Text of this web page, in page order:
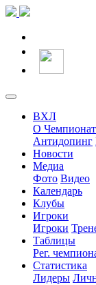
ВХЛ
О
Антидопинг
Новости
Медиа
Фото Видео
Календарь
Клубы
Игроки
Игроки
Таблицы
Рег.
Статистика
Лидеры